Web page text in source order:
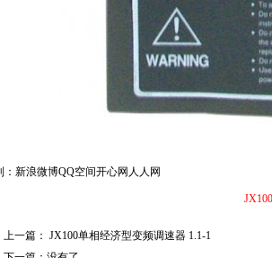
新浪微博QQ空间开心网 人人网
上一篇： JX100单相经济型变频调速器 1.1-1